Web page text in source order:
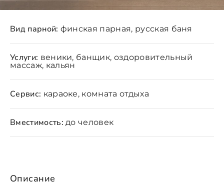
Описание
Вид парной: финская парная, русская баня
Услуги: веники, банщик, оздоровительный
массаж, кальян
Сервис: караоке, комната отдыха
Вместимость: до человек